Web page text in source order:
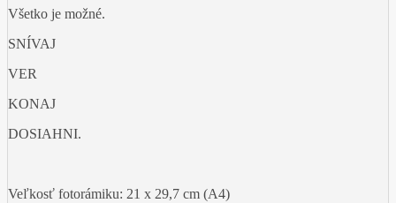
Všetko je možné.
SNÍVAJ
VER
KONAJ
DOSIAHNI.
Veľkosť fotorámiku: 21 x 29,7 cm (A4)